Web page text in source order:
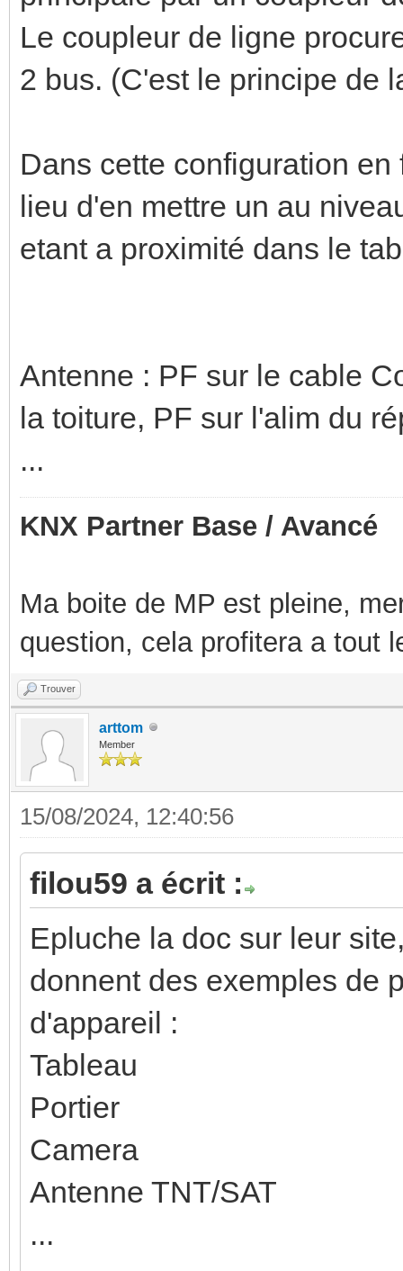
Le coupleur de ligne
2 bus. (C'est le principe de
Dans cette configuration
lieu d'en mettre un au
etant a proximité dans le
Antenne : PF sur le cable
la toiture, PF sur l'alim du
...
KNX Partner Base / Avancé
Ma boite de MP est pleine,
question, cela profitera a tout
Trouver
arttom
Member
15/08/2024, 12:40:56
filou59 a écrit :
Epluche la doc sur leur
donnent des exemples de
d'appareil :
Tableau
Portier
Camera
Antenne TNT/SAT
...